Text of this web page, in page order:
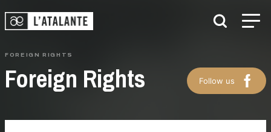
FOREIGN RIGHTS
Foreign Rights Follow us